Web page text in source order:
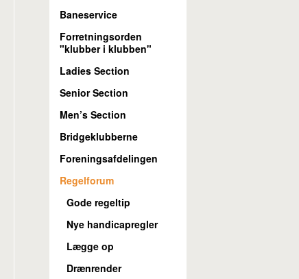
Baneservice
Forretningsorden
"klubber i klubben"
Ladies Section
Senior Section
Men’s Section
Bridgeklubberne
Foreningsafdelingen
Regelforum
Gode regeltip
Nye handicapregler
Lægge op
Drænrender